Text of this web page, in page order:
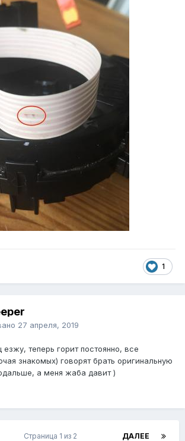
1
27 апреля, 2019
теперь горит постоянно, все
знакомых) говорят брать оригинальную
а меня жаба давит )
ДАЛЕЕ
Страница 1 из 2